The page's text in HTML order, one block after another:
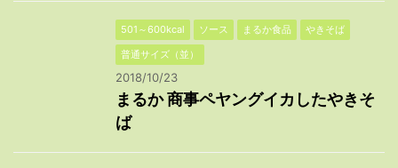
501～600kcal ソース まるか食品
やきそば
普通サイズ（並）
2018/10/23
まるか 商事ペヤングイカしたやきそ
ば